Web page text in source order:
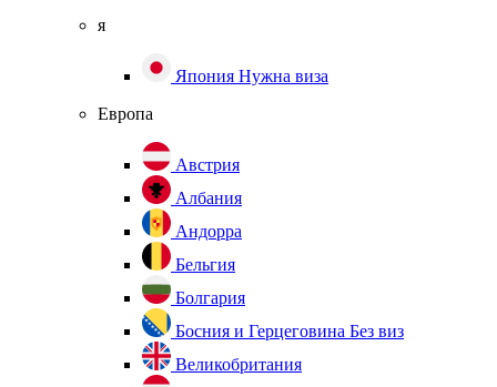
я
Япония Нужна виза
Европа
Австрия
Албания
Андорра
Бельгия
Болгария
Босния и Герцеговина Без виз
Великобритания